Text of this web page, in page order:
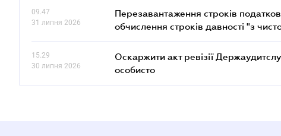
09.47
31 липня 2026
Перезавантаження строків
обчислення строків давності "з
15.29
30 липня 2026
Оскаржити акт ревізії
особисто